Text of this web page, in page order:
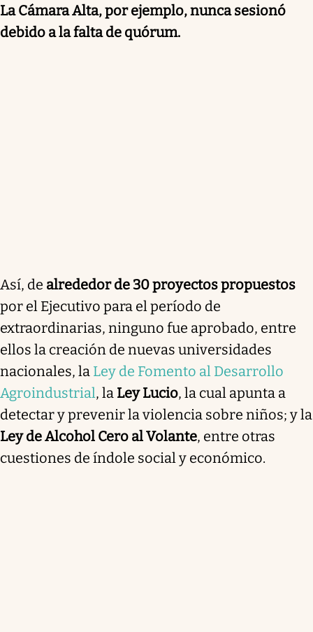
La Cámara Alta, por ejemplo, nunca sesionó
debido a la falta de quórum.
Así, de alrededor de 30 proyectos propuestos
por el Ejecutivo para el período de
extraordinarias, ninguno fue aprobado, entre
ellos la creación de nuevas universidades
nacionales, la Ley de Fomento al Desarrollo
Agroindustrial, la Ley Lucio, la cual apunta a
detectar y prevenir la violencia sobre niños; y la
Ley de Alcohol Cero al Volante, entre otras
cuestiones de índole social y económico.